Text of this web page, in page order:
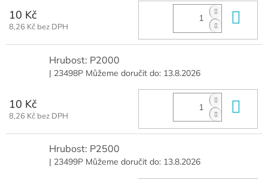
10 Kč
8,26 Kč bez DPH
Hrubost: P2000
| 23498P Můžeme doručit do: 13.8.2026
10 Kč
8,26 Kč bez DPH
Hrubost: P2500
| 23499P Můžeme doručit do: 13.8.2026